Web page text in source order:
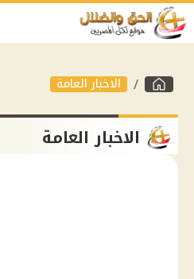
الاخبار العامة
الاخبار العامة